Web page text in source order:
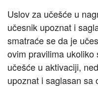
Uslov za učešće u
učesnik upoznat i
smatraće se da je
ovim pravilima
učešće u aktivaciji,
upoznat i saglasan sa